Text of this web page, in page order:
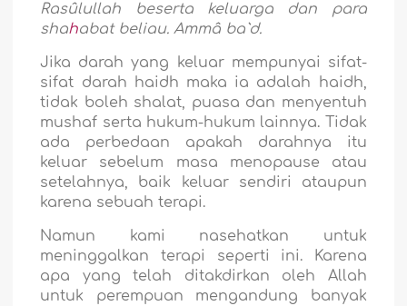
Rasûlullah beserta keluarga dan para
shahabat beliau. Ammâ ba`d.
Jika darah yang keluar mempunyai sifat-
sifat darah haidh maka ia adalah haidh,
tidak boleh shalat, puasa dan menyentuh
mushaf serta hukum-hukum lainnya. Tidak
ada perbedaan apakah darahnya itu
keluar sebelum masa menopause atau
setelahnya, baik keluar sendiri ataupun
karena sebuah terapi.
Namun kami nasehatkan untuk
meninggalkan terapi seperti ini. Karena
apa yang telah ditakdirkan oleh Allah
untuk perempuan mengandung banyak